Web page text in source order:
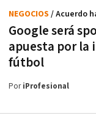
Google será
apuesta por
fútbol
NEGOCIOS / Acuerdo
PoriProfesional